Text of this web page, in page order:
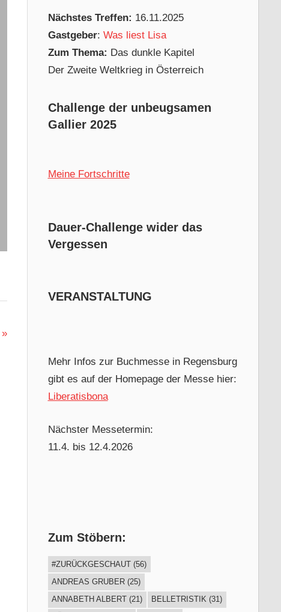
Nächstes Treffen: 16.11.2025
Gastgeber: Was liest Lisa
Zum Thema: Das dunkle Kapitel
Der Zweite Weltkrieg in Österreich
Challenge der unbeugsamen
Gallier 2025
Meine Fortschritte
Dauer-Challenge wider das
Vergessen
VERANSTALTUNG
Mehr Infos zur Buchmesse in Regensburg
gibt es auf der Homepage der Messe hier:
Liberatisbona
Nächster Messetermin:
11.4. bis 12.4.2026
Zum Stöbern:
#ZURÜCKGESCHAUT (56)
ANDREAS GRUBER (25)
ANNABETH ALBERT (21) BELLETRISTIK (31)